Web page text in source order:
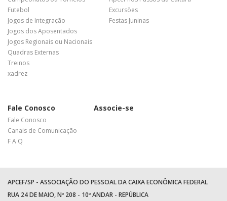
Futebol
Jogos de Integração
Jogos dos Aposentados
Jogos Regionais ou Nacionais
Quadras Externas
Treinos
xadrez
Excursões
Festas Juninas
Fale Conosco
Fale Conosco
Canais de Comunicação
F A Q
Associe-se
APCEF/SP - ASSOCIAÇÃO DO PESSOAL DA CAIXA ECONÔMICA FEDERAL
RUA 24 DE MAIO, Nº 208 - 10º ANDAR - REPÚBLICA